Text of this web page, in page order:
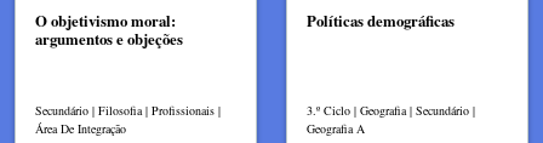
O objetivismo moral:
argumentos e objeções
Secundário | Filosofia | Profissionais |
Área De Integração
Políticas demográficas
3.º Ciclo | Geografia | Secundário |
Geografia A